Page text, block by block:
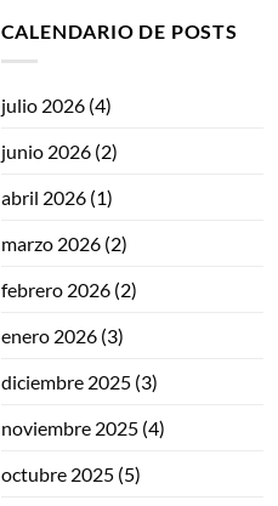
CALENDARIO DE POSTS
julio 2026(4)
junio 2026(2)
abril 2026(1)
marzo 2026(2)
febrero 2026(2)
enero 2026(3)
diciembre 2025(3)
noviembre 2025(4)
octubre 2025(5)